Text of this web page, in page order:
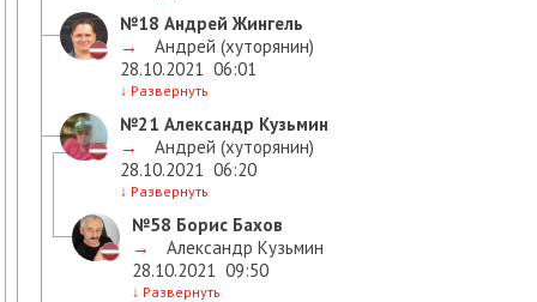
№18 Андрей Жингель
→
Андрей (хуторянин)
28.10.2021 06:01
↓ Развернуть
№21 Александр Кузьмин
→
Андрей (хуторянин)
28.10.2021 06:20
↓ Развернуть
№58 Борис Бахов
→
Александр Кузьмин
28.10.2021 09:50
↓ Развернуть